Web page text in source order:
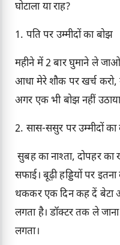
घोटाला या राह?
1. पति पर उम्मीदों का बोझ
महीने में 2 बार घुमाने ले
आधा मेरे शौक पर खर्च करो,
अगर एक भी बोझ नहीं उठाया
2. सास-ससुर पर उम्मीदों
सुबह का नाश्ता, दोपहर
सफाई। बूढ़ी हड्डियों पर
थककर एक दिन कह दें बेटा
लगता है। डॉक्टर तक ले
लगता।